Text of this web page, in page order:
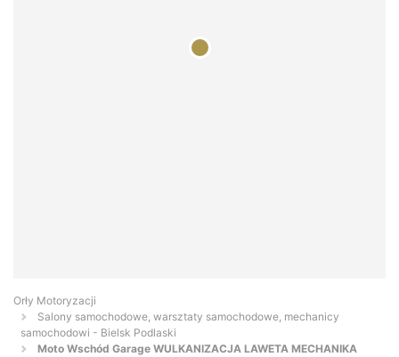
Orły Motoryzacji
Salony samochodowe, warsztaty samochodowe, mechanicy
samochodowi - Bielsk Podlaski
Moto Wschód Garage WULKANIZACJA LAWETA MECHANIKA